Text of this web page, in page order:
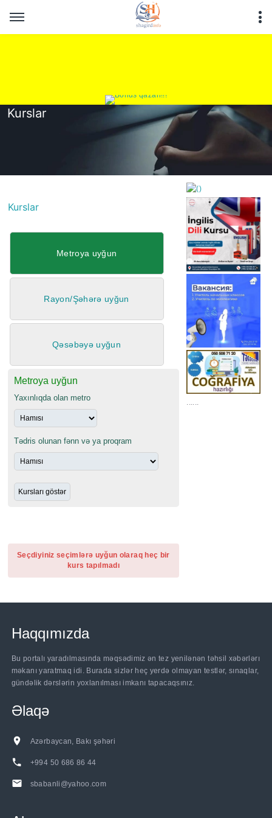
Kurslar
Kurslar
Metroya uyğun
Rayon/Şəhərə uyğun
Qəsəbəyə uyğun
Metroya uyğun
Yaxınlıqda olan metro
Tədris olunan fənn və ya proqram
Seçdiyiniz seçimlərə uyğun olaraq heç bir
kurs tapılmadı
https://wa.me/
......
Haqqımızda
Bu portalı yaradılmasında məqsədimiz ən tez yenilənən təhsil xəbərlərı
məkanı yaratmaq idi. Burada sizlər heç yerdə olmayan testlər, sınaqlar,
gündəlik dərslərin yoxlanılması imkanı tapacaqsınız.
Əlaqə
Azərbaycan, Bakı şəhəri
+994 50 686 86 44
sbabanli@yahoo.com